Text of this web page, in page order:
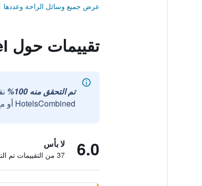
عرض جميع وسائل الراحة وعددها 21
تقييمات حول Travelers Rest Motel
تم التحقق منه 100%
HotelsCombined أو مع شركائنا الخارجيين الموثوقين.
6.0 لا بأس
37 من التقييمات تم التحقق منها